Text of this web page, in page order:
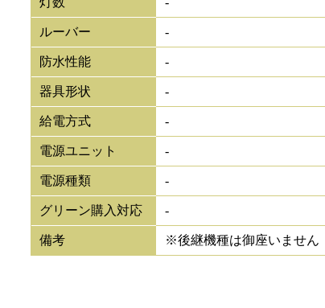
ルーバー -
防水性能 -
器具形状 -
給電方式 -
電源ユニット -
電源種類 -
グリーン購入対応 -
備考 ※後継機種は御座いません